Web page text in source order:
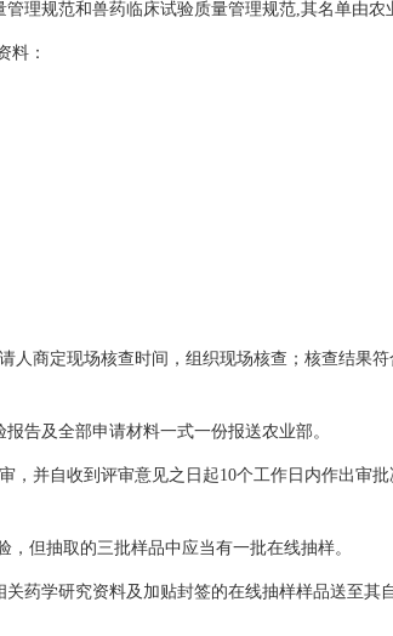
规范和兽药临床试验质量管理规范,其名单由农
料：
商定现场核查时间，组织现场核查；核查结果
告及全部申请材料一式一份报送农业部。
并自收到评审意见之日起10个工作日内作出审
但抽取的三批样品中应当有一批在线抽样。
学研究资料及加贴封签的在线抽样样品送至其